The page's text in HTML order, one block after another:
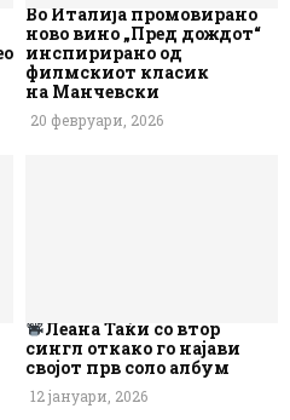
Во Италија промовирано
ново вино „Пред дождот“
инспирирано од
филмскиот класик
на Манчевски
20 февруари, 2026
Леана Таќи со втор
сингл откако го најави
својот прв соло албум
12 јануари, 2026